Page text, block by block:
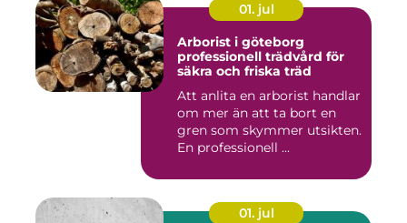
01. jul
Arborist i göteborg
professionell trädvård för
säkra och friska träd
Att anlita en arborist handlar
om mer än att ta bort en
gren som skymmer utsikten.
En professionell ...
01. jul